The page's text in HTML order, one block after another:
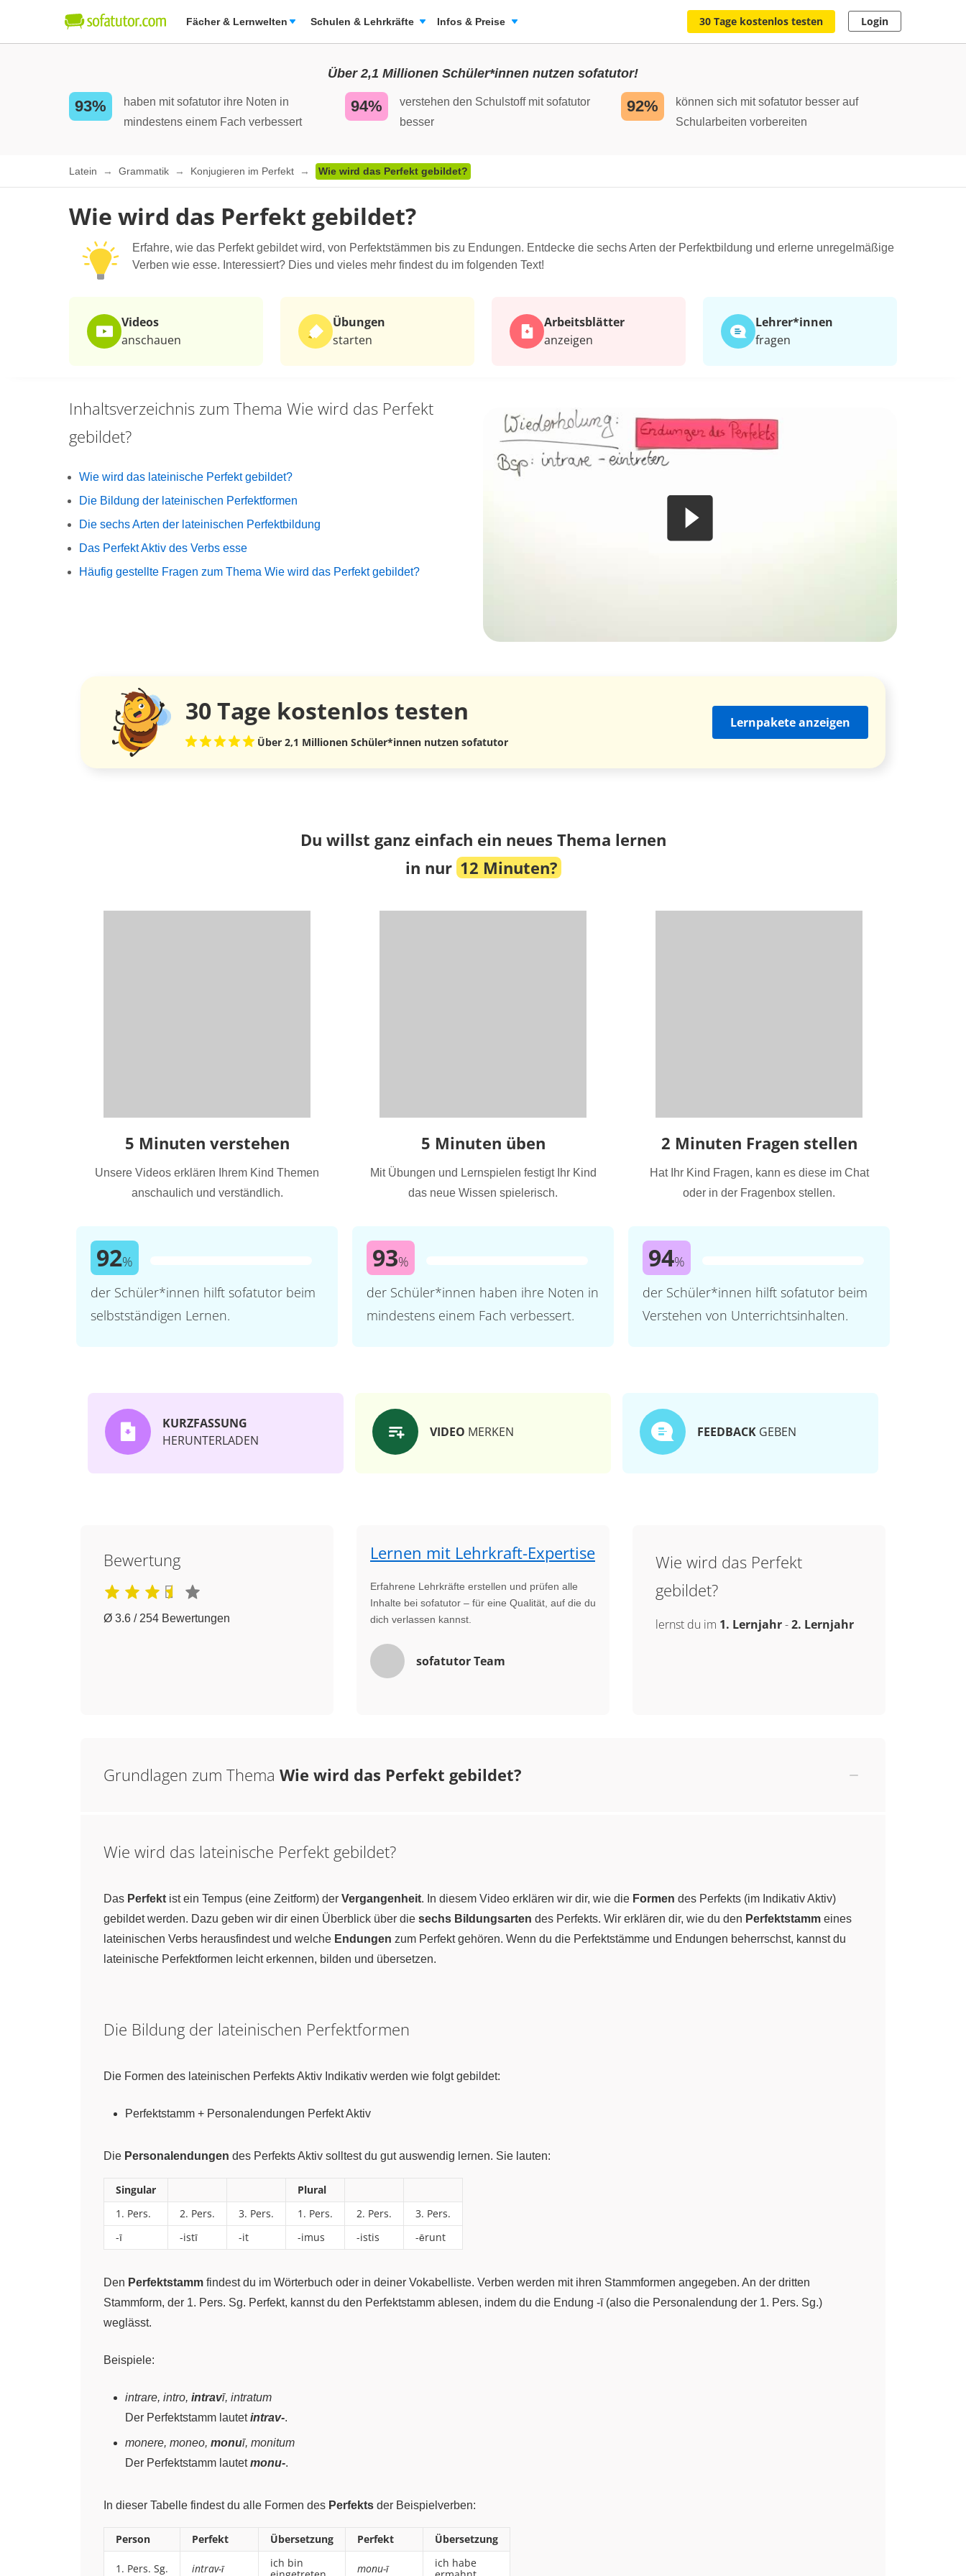
Fächer & Lernwelten Schulen & Lehrkräfte Infos & Preise 30 Tage kostenlos testen Login
Über 2,1 Millionen Schüler*innen nutzen sofatutor!
93%
haben mit sofatutor ihre Noten in
mindestens einem Fach verbessert
94%
verstehen den Schulstoff mit sofatutor
besser
92%
können sich mit sofatutor besser auf
Schularbeiten vorbereiten
Latein Grammatik Konjugieren im Perfekt Wie wird das Perfekt gebildet?
Wie wird das Perfekt gebildet?
Erfahre, wie das Perfekt gebildet wird, von Perfektstämmen bis zu Endungen. Entdecke die sechs Arten der Perfektbildung und erlerne unregelmäßige
Verben wie esse. Interessiert? Dies und vieles mehr findest du im folgenden Text!
Videos
anschauen
Übungen
starten
Arbeits­blätter
anzeigen
Lehrer*​innen
fragen
Inhaltsverzeichnis zum Thema Wie wird das Perfekt
gebildet?
Wie wird das lateinische Perfekt gebildet?
Die Bildung der lateinischen Perfektformen
Die sechs Arten der lateinischen Perfektbildung
Das Perfekt Aktiv des Verbs esse
Häufig gestellte Fragen zum Thema Wie wird das Perfekt gebildet?
30 Tage kostenlos testen
Über 2,1 Millionen Schüler*innen nutzen sofatutor
Lernpakete anzeigen
Du willst ganz einfach ein neues Thema lernen
in nur 12 Minuten?
5 Minuten verstehen
Unsere Videos erklären Ihrem Kind Themen
anschaulich und verständlich.
92%
der Schüler*innen hilft sofatutor beim
selbstständigen Lernen.
5 Minuten üben
Mit Übungen und Lernspielen festigt Ihr Kind
das neue Wissen spielerisch.
93%
der Schüler*innen haben ihre Noten in
mindestens einem Fach verbessert.
2 Minuten Fragen stellen
Hat Ihr Kind Fragen, kann es diese im Chat
oder in der Fragenbox stellen.
94%
der Schüler*innen hilft sofatutor beim
Verstehen von Unterrichtsinhalten.
KURZFASSUNG
HERUNTERLADEN
VIDEO MERKEN FEEDBACK GEBEN
Bewertung
Ø 3.6 / 254 Bewertungen
Lernen mit Lehrkraft-Expertise
Erfahrene Lehrkräfte erstellen und prüfen alle
Inhalte bei sofatutor – für eine Qualität, auf die du
dich verlassen kannst.
sofatutor Team
Wie wird das Perfekt
gebildet?
lernst du im 1. Lernjahr-2. Lernjahr
Grundlagen zum Thema Wie wird das Perfekt gebildet?
Wie wird das lateinische Perfekt gebildet?
Das Perfekt ist ein Tempus (eine Zeitform) der Vergangenheit. In diesem Video erklären wir dir, wie die Formen des Perfekts (im Indikativ Aktiv)
gebildet werden. Dazu geben wir dir einen Überblick über die sechs Bildungsarten des Perfekts. Wir erklären dir, wie du den Perfektstamm eines
lateinischen Verbs herausfindest und welche Endungen zum Perfekt gehören. Wenn du die Perfektstämme und Endungen beherrschst, kannst du
lateinische Perfektformen leicht erkennen, bilden und übersetzen.
Die Bildung der lateinischen Perfektformen
Die Formen des lateinischen Perfekts Aktiv Indikativ werden wie folgt gebildet:
Perfektstamm + Personalendungen Perfekt Aktiv
Die Personalendungen des Perfekts Aktiv solltest du gut auswendig lernen. Sie lauten:
Singular
Plural
1. Pers.
2. Pers. 3. Pers. 1. Pers. 2. Pers.
3. Pers.
-ī
-istī -it -imus -istis -ērunt
Den Perfektstamm findest du im Wörterbuch oder in deiner Vokabelliste. Verben werden mit ihren Stammformen angegeben. An der dritten
Stammform, der 1. Pers. Sg. Perfekt, kannst du den Perfektstamm ablesen, indem du die Endung -ī (also die Personalendung der 1. Pers. Sg.)
weglässt.
Beispiele:
intrare, intro, intravī, intratum
Der Perfektstamm lautetintrav-.
monere, moneo, monuī, monitum
Der Perfektstamm lautetmonu-.
In dieser Tabelle findest du alle Formen des Perfekts der Beispielverben:
Person Perfekt Übersetzung Perfekt Übersetzung
1. Pers. Sg. intrav-ī
ich bin
monu-ī
ich habe